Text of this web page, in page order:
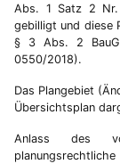
Abs. 1 Satz 2 Nr.
gebilligt und diese
§ 3 Abs. 2
0550/2018).
Das Plangebiet
Übersichtsplan
Anlass des